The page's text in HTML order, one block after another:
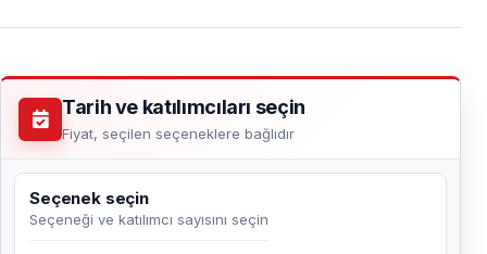
Tarih ve katılımcıları seçin
Fiyat, seçilen seçeneklere bağlıdır
Seçenek seçin
Seçeneği ve katılımcı sayısını seçin